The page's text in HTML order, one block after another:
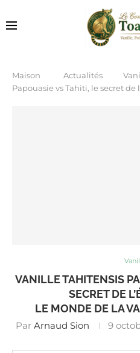
Maison Actualités
Papouasie vs Tahiti, le secret de
VANILLE TAHITENSIS
SECRET DE
LE MONDE DE LA
Par Arnaud Sion 9